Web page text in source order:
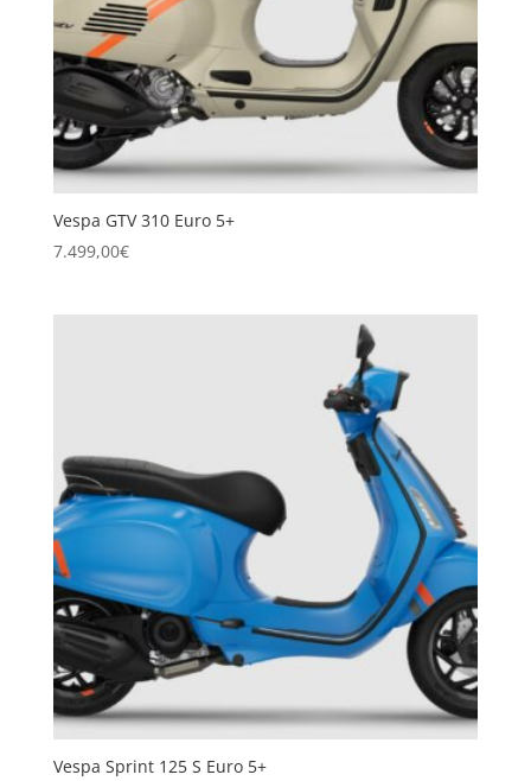
Vespa GTV 310 Euro 5+
7.499,00€
Vespa Sprint 125 S Euro 5+